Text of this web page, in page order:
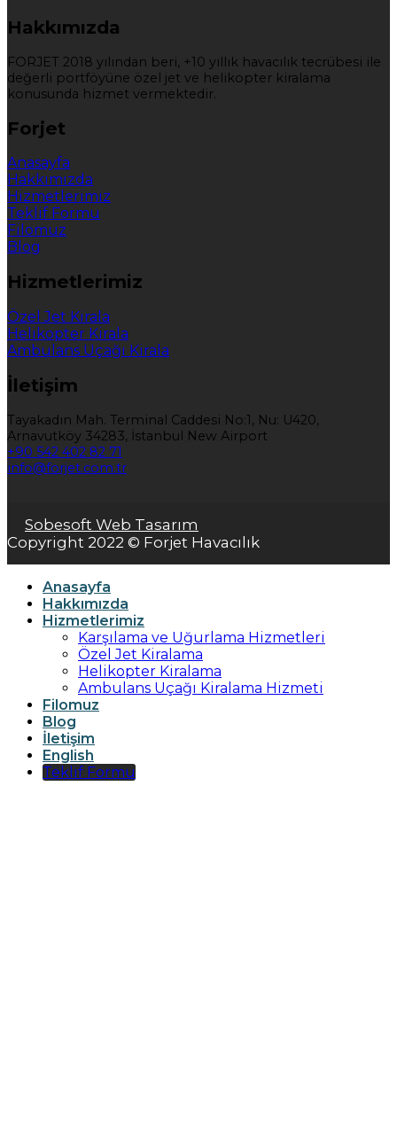
Hakkımızda
FORJET 2018 yılından beri, +10 yıllık havacılık tecrübesi ile
değerli portföyüne özel jet ve helikopter kiralama
konusunda hizmet vermektedir.
Forjet
Anasayfa
Hakkımızda
Hizmetlerimiz
Teklif Formu
Filomuz
Blog
Hizmetlerimiz
Özel Jet Kirala
Helikopter Kirala
Ambulans Uçağı Kirala
İletişim
Tayakadın Mah. Terminal Caddesi No:1, Nu: U420,
Arnavutköy 34283, İstanbul New Airport
+90 542 402 82 71
info@forjet.com.tr
Sobesoft Web Tasarım
Copyright 2022 © Forjet Havacılık
Anasayfa
Hakkımızda
Hizmetlerimiz
Karşılama ve Uğurlama Hizmetleri
Özel Jet Kiralama
Helikopter Kiralama
Ambulans Uçağı Kiralama Hizmeti
Filomuz
Blog
İletişim
English
Teklif Formu